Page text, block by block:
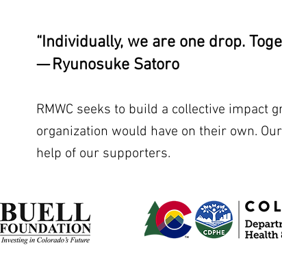
“Individually, we are one drop.
— Ryunosuke Satoro
RMWC seeks to build a collective impact
organization would have on their own.
help of our supporters.